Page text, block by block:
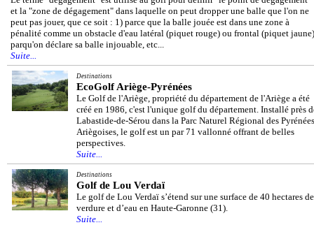
et la "zone de dégagement" dans laquelle on peut dropper une balle que l'on ne
peut pas jouer, que ce soit : 1) parce que la balle jouée est dans une zone à
pénalité comme un obstacle d'eau latéral (piquet rouge) ou frontal (piquet
parqu'on déclare sa balle injouable, etc...
Suite...
Destinations
EcoGolf Ariège-Pyrénées
Le Golf de l'Ariège, propriété du département de l'Ariège a été
créé en 1986, c'est l'unique golf du département. Installé près
Labastide-de-Sérou dans la Parc Naturel Régional des Pyrénées
Ariègoises, le golf est un par 71 vallonné offrant de belles
perspectives.
Suite...
Destinations
Golf de Lou Verdaï
Le golf de Lou Verdaï s’étend sur une surface de 40 hectares de
verdure et d’eau en Haute-Garonne (31).
Suite...